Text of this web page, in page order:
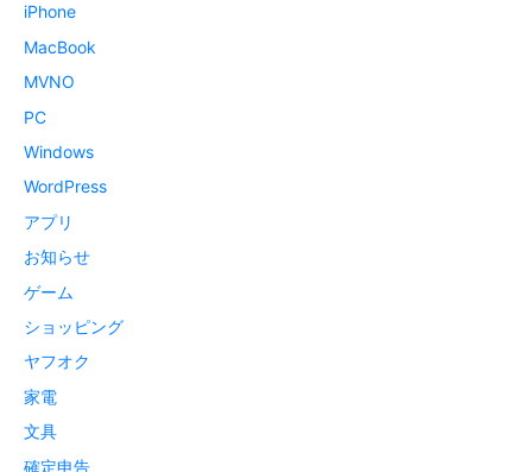
iPhone
MacBook
MVNO
PC
Windows
WordPress
アプリ
お知らせ
ゲーム
ショッピング
ヤフオク
家電
文具
確定申告